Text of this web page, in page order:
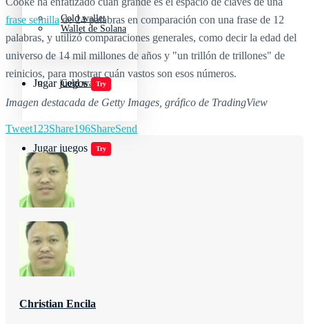
Cold wallet
Jugar juegos Try
Wallet de Solana
Cold wallet
Jugar juegos Try
frase semillade 24 palabras en comparación con una frase de 12
palabras, y utilizó comparaciones generales, como decir la edad del
universo de 14 mil millones de años y "un trillón de trillones" de
reinicios, para mostrar cuán vastos son esos números.
Imagen destacada de Getty Images, gráfico de TradingView
Tweet123Share196ShareSend
Christian Encila